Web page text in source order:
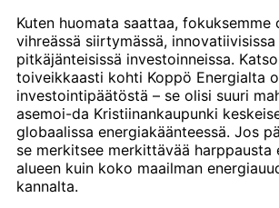
Kuten huomata saattaa, fokuksemme
vihreässä siirtymässä,
pitkäjänteisissä investoinneissa.
toiveikkaasti kohti Koppö Energialta
investointipäätöstä – se olisi suuri
asemoi-da Kristiinankaupunki
globaalissa energiakäänteessä. Jos
se merkitsee merkittävää harppausta
alueen kuin koko maailman
kannalta.